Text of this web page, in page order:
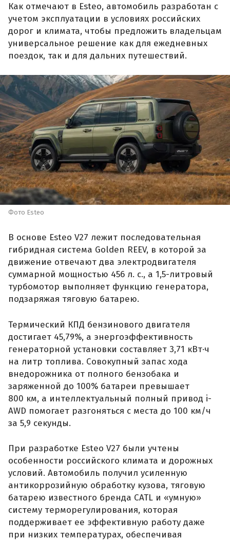
Как отмечают в Esteo, автомобиль разработан с
учетом эксплуатации в условиях российских
дорог и климата, чтобы предложить владельцам
универсальное решение как для ежедневных
поездок, так и для дальних путешествий.
Фото Esteo
В основе Esteo V27 лежит последовательная
гибридная система Golden REEV, в которой за
движение отвечают два электродвигателя
суммарной мощностью 456 л. с., а 1,5-литровый
турбомотор выполняет функцию генератора,
подзаряжая тяговую батарею.
Термический КПД бензинового двигателя
достигает 45,79%, а энергоэффективность
генераторной установки составляет 3,71 кВт·ч
на литр топлива. Совокупный запас хода
внедорожника от полного бензобака и
заряженной до 100% батареи превышает
800 км, а интеллектуальный полный привод i-
AWD помогает разгоняться с места до 100 км/ч
за 5,9 секунды.
При разработке Esteo V27 были учтены
особенности российского климата и дорожных
условий. Автомобиль получил усиленную
антикоррозийную обработку кузова, тяговую
батарею известного бренда CATL и «умную»
систему терморегулирования, которая
поддерживает ее эффективную работу даже
при низких температурах, обеспечивая